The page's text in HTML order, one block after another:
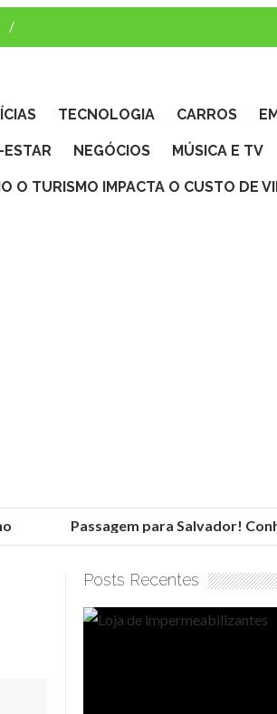
TECNOLOGIA CARROS
ESTAR NEGÓCIOS MÚSICA E TV
O TURISMO IMPACTA O CUSTO DE
Passagem para Salvador!
Posts Recentes